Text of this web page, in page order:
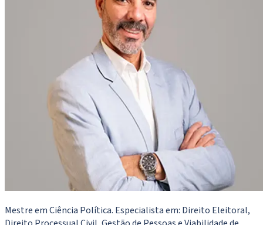
Mestre em Ciência Política. Especialista em: Direito Eleitoral,